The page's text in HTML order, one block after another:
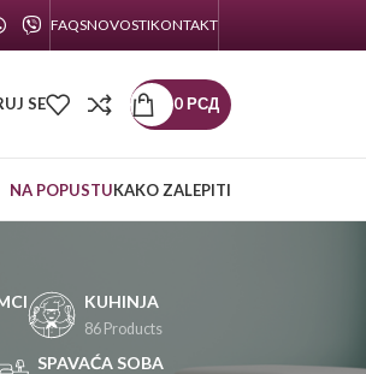
FAQSNOVOSTIKONTAKT
SE 0РСД
NA POPUSTUKAKO ZALEPITI
KUHINJA
86 Products
SPAVAĆA SOBA